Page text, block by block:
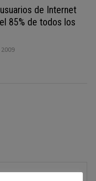
de Internet
85% de todos los